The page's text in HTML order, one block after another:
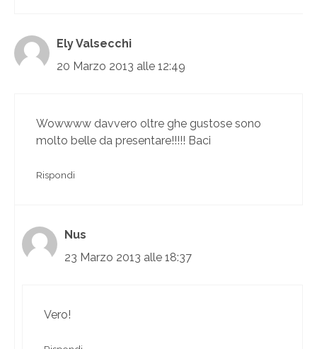
Ely Valsecchi
20 Marzo 2013 alle 12:49
Wowwww davvero oltre ghe gustose sono
molto belle da presentare!!!!! Baci
Rispondi
Nus
23 Marzo 2013 alle 18:37
Vero!